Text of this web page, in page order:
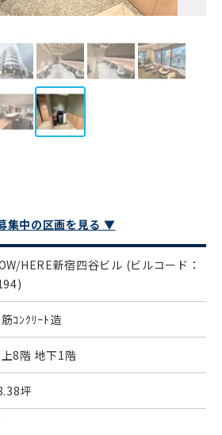
集中の区画を見る ▼
HERE新宿四谷ビル (ビルコード：
ｺﾝｸﾘｰﾄ造
8階 地下1階
坪